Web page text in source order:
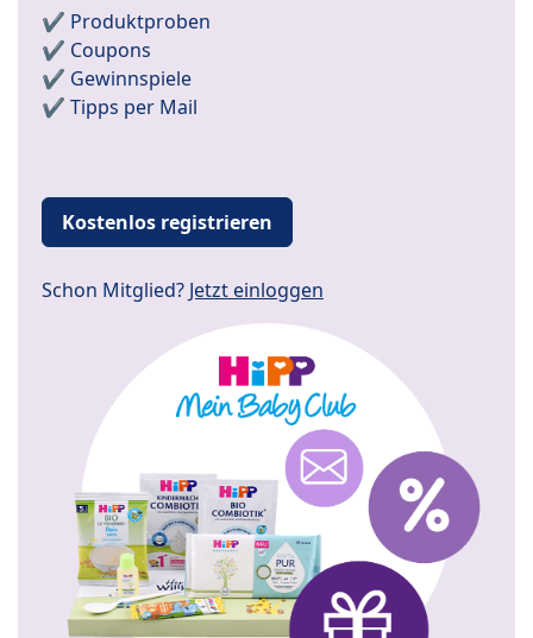
✔️ Produktproben
✔️ Coupons
✔️ Gewinnspiele
✔️ Tipps per Mail
Kostenlos registrieren
Schon Mitglied? Jetzt einloggen